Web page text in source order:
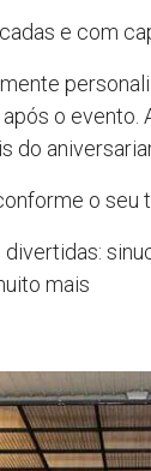
e com
o
do
o seu
mais